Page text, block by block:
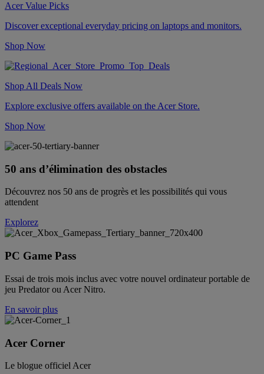
Acer Value Picks
Discover exceptional everyday pricing on laptops and monitors.
Shop Now
Shop All Deals Now
Explore exclusive offers available on the Acer Store.
Shop Now
50 ans d’élimination des obstacles
Découvrez nos 50 ans de progrès et les possibilités qui vous
attendent
Explorez
PC Game Pass
Essai de trois mois inclus avec votre nouvel ordinateur portable de
jeu Predator ou Acer Nitro.
En savoir plus
Acer Corner
Le blogue officiel Acer